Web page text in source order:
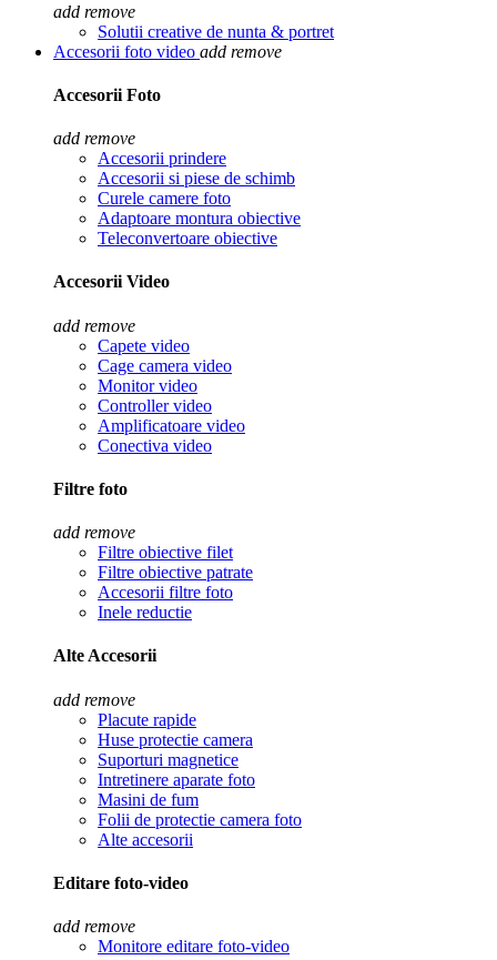
add remove
Solutii creative de nunta & portret
Accesorii foto video add remove
Accesorii Foto
add remove
Accesorii prindere
Accesorii si piese de schimb
Curele camere foto
Adaptoare montura obiective
Teleconvertoare obiective
Accesorii Video
add remove
Capete video
Cage camera video
Monitor video
Controller video
Amplificatoare video
Conectiva video
Filtre foto
add remove
Filtre obiective filet
Filtre obiective patrate
Accesorii filtre foto
Inele reductie
Alte Accesorii
add remove
Placute rapide
Huse protectie camera
Suporturi magnetice
Intretinere aparate foto
Masini de fum
Folii de protectie camera foto
Alte accesorii
Editare foto-video
add remove
Monitore editare foto-video